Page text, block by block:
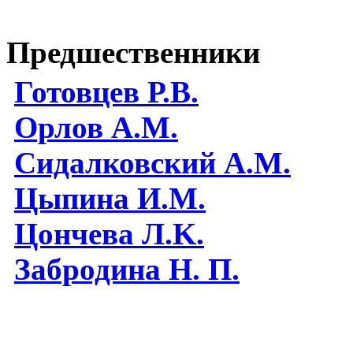
Предшественники
Готовцев Р.В.
Орлов А.М.
Сидалковский А.М.
Цыпина И.М.
Цончева Л.K.
Забродина Н. П.